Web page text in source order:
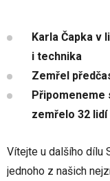
Karla Čapka
i technika
Zemřel
Připomeneme
zemřelo 32 lidí
Vítejte u dalšího dílu
jednoho z našich